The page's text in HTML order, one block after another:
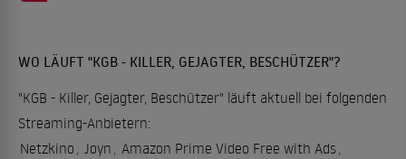
WO LÄUFT "KGB - KILLER, GEJAGTER, BESCHÜTZER"?
"KGB - Killer, Gejagter, Beschützer" läuft aktuell bei folgenden
Streaming-Anbietern:
Netzkino , Joyn , Amazon Prime Video Free with Ads,